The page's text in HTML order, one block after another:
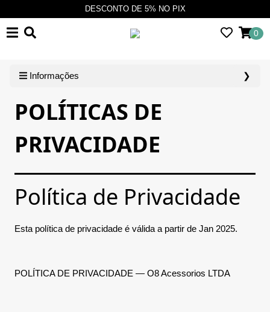
DESCONTO DE 5% NO PIX
0
Informações ❯
POLÍTICAS DE
PRIVACIDADE
Política de Privacidade
Esta política de privacidade é válida a partir de Jan 2025.
POLÍTICA DE PRIVACIDADE — O8 Acessorios LTDA